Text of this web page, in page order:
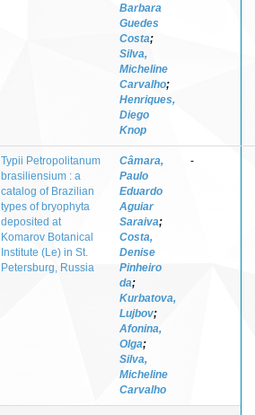
Barbara
Guedes
Costa;
Silva,
Micheline
Carvalho;
Henriques,
Diego
Knop
Typii Petropolitanum
brasiliensium : a
catalog of Brazilian
types of bryophyta
deposited at
Komarov Botanical
Institute (Le) in St.
Petersburg, Russia
Câmara,
Paulo
Eduardo
Aguiar
Saraiva;
Costa,
Denise
Pinheiro
da;
Kurbatova,
Lujbov;
Afonina,
Olga;
Silva,
Micheline
Carvalho
-